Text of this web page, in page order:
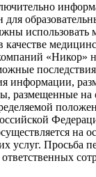
для
использовать
качестве
«Никор»
информации,
размещенные на
на
услуг. Просьба